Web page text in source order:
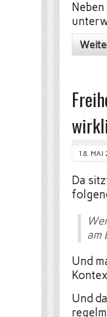
18. MAI
Da
am
Und
Und